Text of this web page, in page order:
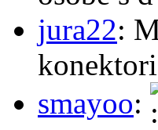
jura22:
smayoo: